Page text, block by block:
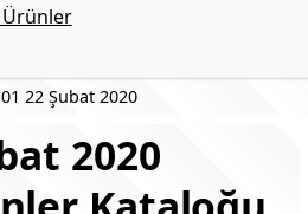
22 Şubat 2020
2020